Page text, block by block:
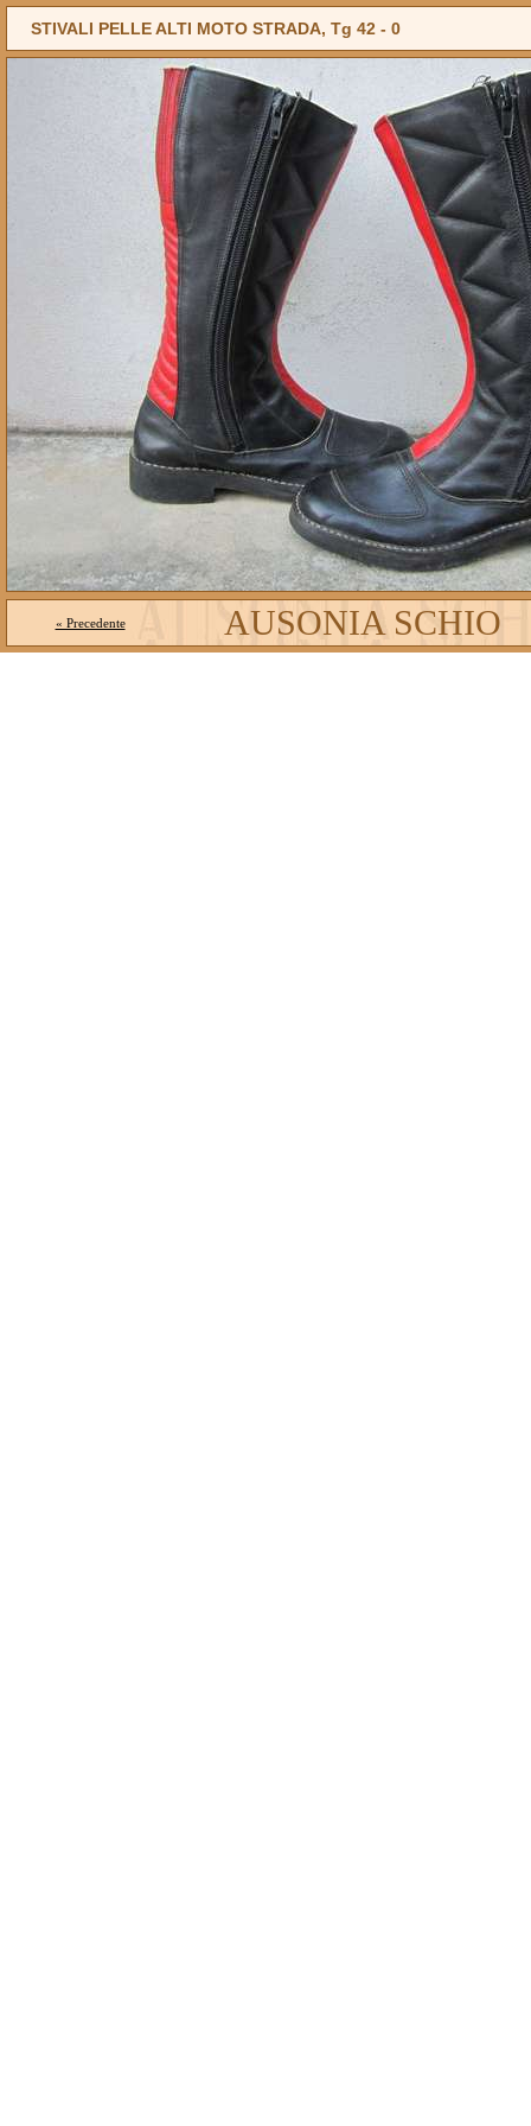
STIVALI PELLE ALTI MOTO STRADA, Tg 42 - 0
« Precedente AUSONIA SCHIO